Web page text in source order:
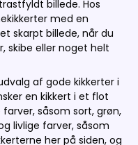
billede. Hos
med en
skarpt billede, når du
skibe eller noget helt
af gode kikkerter i
en kikkert i et flot
såsom sort, grøn,
livlige farver, såsom
her på siden, og